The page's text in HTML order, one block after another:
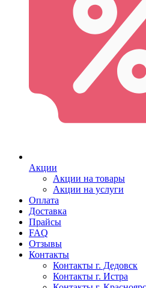
Акции
Акции на товары
Акции на услуги
Оплата
Доставка
Прайсы
FAQ
Отзывы
Контакты
Контакты г. Дедовск
Контакты г. Истра